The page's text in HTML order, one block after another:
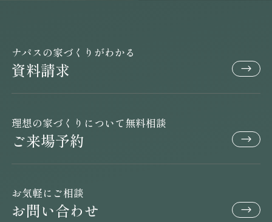
ナパスの家づくりがわかる
資料請求
理想の家づくりについて無料相談
ご来場予約
お気軽にご相談
お問い合わせ